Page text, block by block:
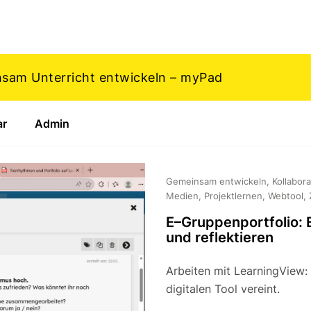
Unterricht entwickeln – myPad
Admin
Gemeinsam entwickeln,
Medien, Projektlernen, Webtool,
E–Gruppenportfolio:
und reflektieren
Arbeiten mit
digitalen Tool vereint.